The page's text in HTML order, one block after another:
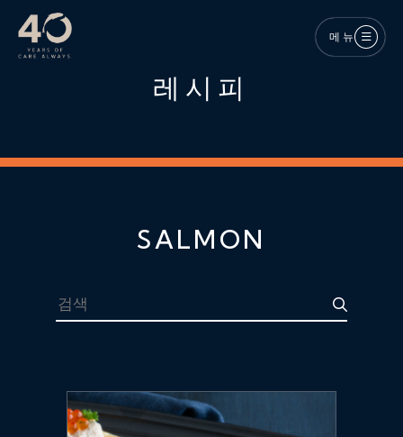
메인 콘텐츠로 건너뛰기
메뉴
레시피
SALMON
검색